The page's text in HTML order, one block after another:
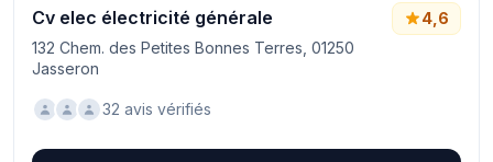
Cv elec électricité générale
132 Chem. des Petites Bonnes Terres, 01250
Jasseron
4,6
32 avis vérifiés